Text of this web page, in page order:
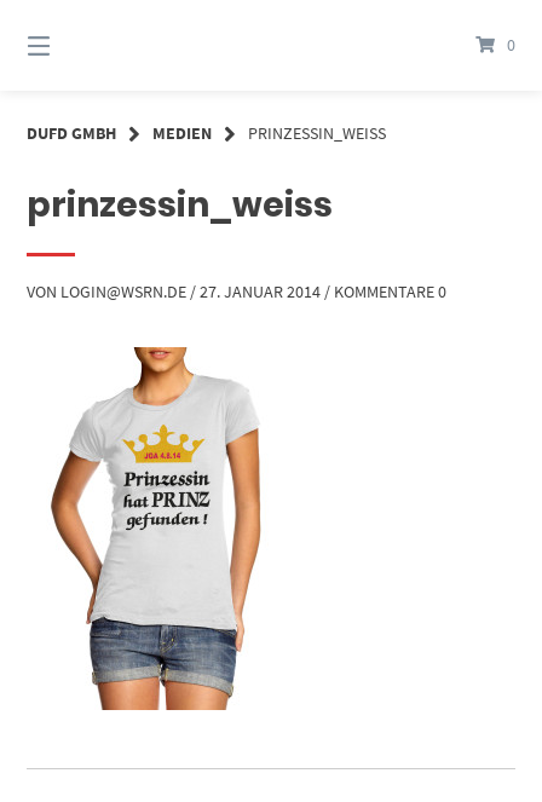
zum
Inhalt
0
DUFD GMBH MEDIEN PRINZESSIN_WEISS
prinzessin_weiss
VON LOGIN@WSRN.DE /27. JANUAR 2014 / KOMMENTARE 0